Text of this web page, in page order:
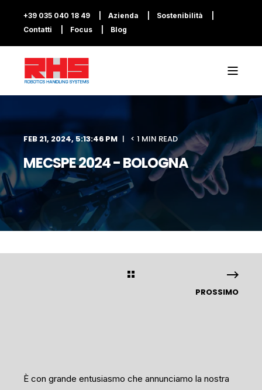
+39 035 040 18 49 Azienda
Sostenibilità
Contatti
Focus Blog
FEB 21, 2024, 5:13:46 PM < 1 MIN READ
MECSPE 2024 - BOLOGNA
PROSSIMO
È con grande entusiasmo che annunciamo la nostra